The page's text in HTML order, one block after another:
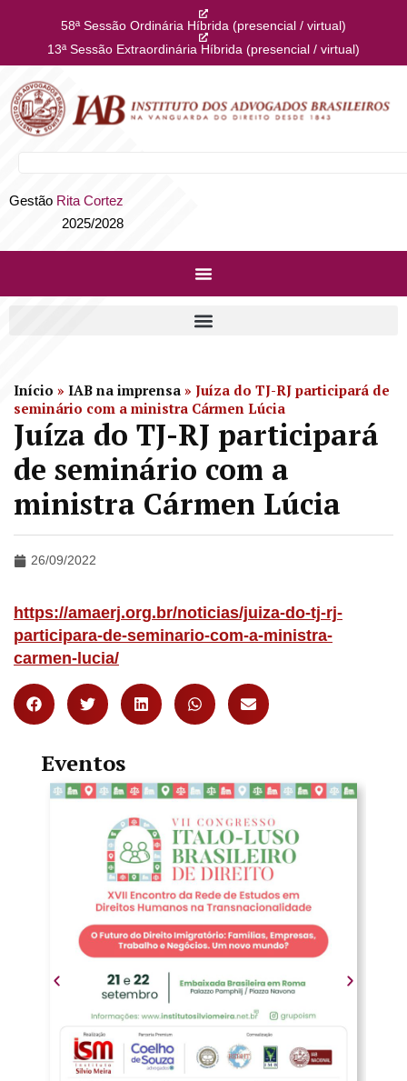
58ª Sessão Ordinária Híbrida (presencial / virtual)
13ª Sessão Extraordinária Híbrida (presencial / virtual)
Gestão Rita Cortez
2025/2028
Início » IAB na imprensa » Juíza do TJ-RJ participará de
seminário com a ministra Cármen Lúcia
Juíza do TJ-RJ participará
de seminário com a
ministra Cármen Lúcia
26/09/2022
https://amaerj.org.br/noticias/juiza-do-tj-rj-
participara-de-seminario-com-a-ministra-
carmen-lucia/
Eventos